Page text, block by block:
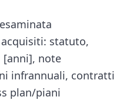
statuto,
[anni], note
infrannuali, contratti
plan/piani